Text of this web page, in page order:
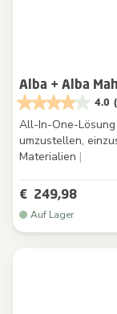
Alba + Alba
4.0
All-In-One-Lösung
umzustellen,
Materialien |
€ 249,98
Auf Lager